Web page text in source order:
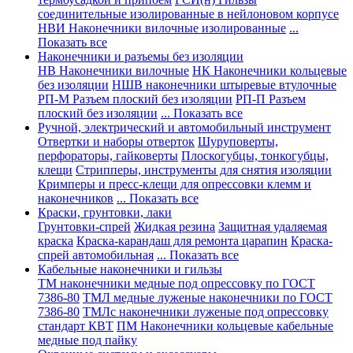
соединительные изолированные в нейлоновом корпусе
НВИ Наконечники вилочные изолированные ...
Показать все
Наконечники и разъемы без изоляции
НВ Наконечники вилочные НК Наконечники кольцевые
без изоляции НШВ наконечники штыревые втулочные
РП-М Разъем плоский без изоляции РП-П Разъем
плоский без изоляции ... Показать все
Ручной, электрический и автомобильный инструмент
Отвертки и наборы отверток Шуруповерты,
перфораторы, гайковерты Плоскогубцы, тонкогубцы,
клещи Стрипперы, инструменты для снятия изоляции
Кримперы и пресс-клещи для опрессовки клемм и
наконечников ... Показать все
Краски, грунтовки, лаки
Грунтовки-спрей Жидкая резина Защитная удаляемая
краска Краска-карандаш для ремонта царапин Краска-
спрей автомобильная ... Показать все
Кабельные наконечники и гильзы
ТМ наконечники медные под опрессовку по ГОСТ
7386-80 ТМЛ медные луженые наконечники по ГОСТ
7386-80 ТМЛс наконечники луженые под опрессовку
стандарт КВТ ПМ Наконечники кольцевые кабельные
медные под пайку